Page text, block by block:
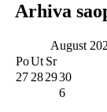
Arhiva
August
PoUt Sr
27 282930
6